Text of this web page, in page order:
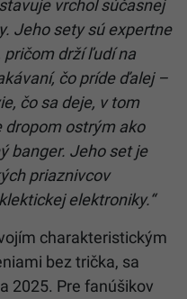
vrchol súčasnej
Jeho sety sú expertne
drží ľudí na
čo príde ďalej –
čo sa deje, v tom
ostrým ako
banger. Jeho set je
priaznivcov
elektroniky.“
charakteristickým
bez trička, sa
2025. Pre fanúšikov